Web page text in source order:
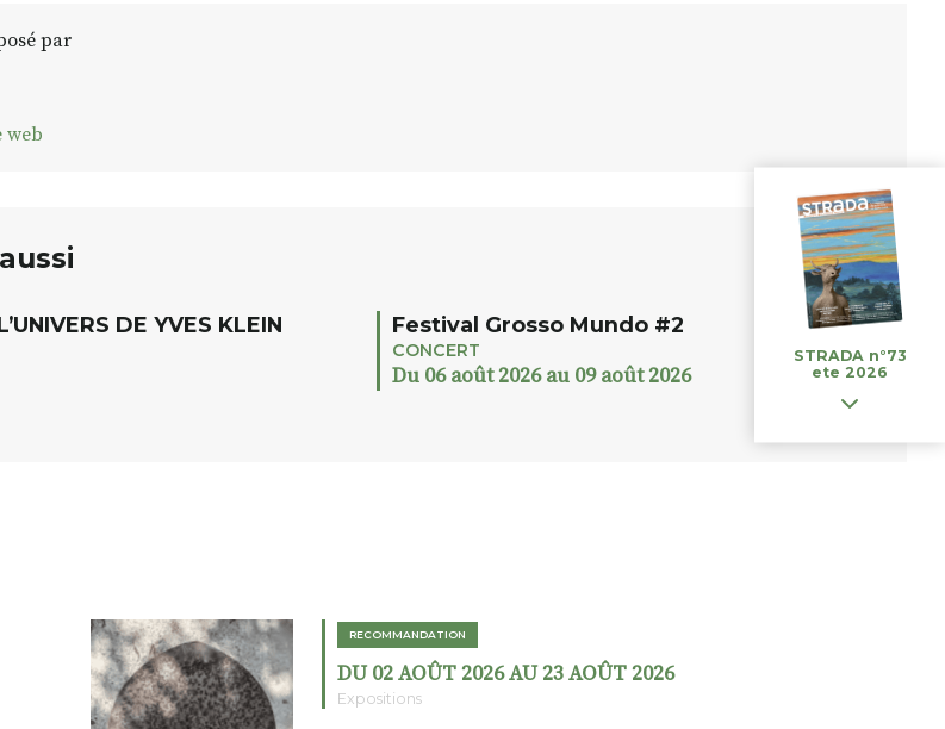
par
web
DE YVES KLEIN Festival Grosso Mundo #2
CONCERT
Du 06 août 2026 au 09 août 2026
RECOMMANDATION
DU 02 AOÛT 2026 AU 23 AOÛT 2026
Expositions
STRADA n°73
ete 2026